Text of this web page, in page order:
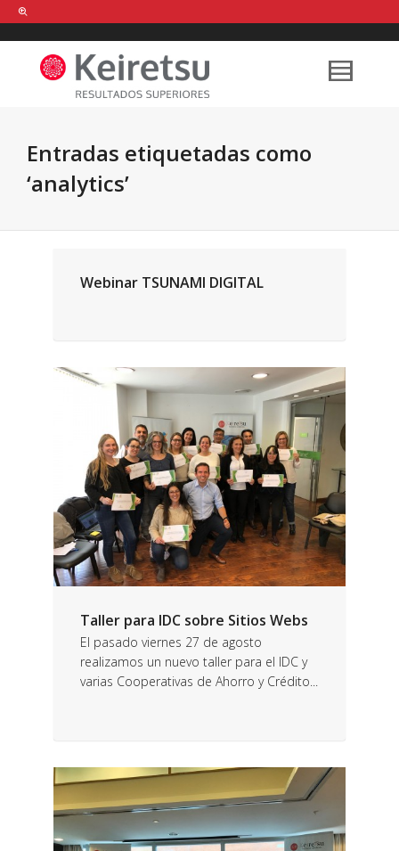
Help me Dante! I'm looking for new
shirts in a size medium
that cost
between £ . Show me all the
Entradas etiquetadas como
‘analytics’
Webinar TSUNAMI DIGITAL
Taller para IDC sobre Sitios Webs
El pasado viernes 27 de agosto
realizamos un nuevo taller para el IDC y
varias Cooperativas de Ahorro y Crédito...